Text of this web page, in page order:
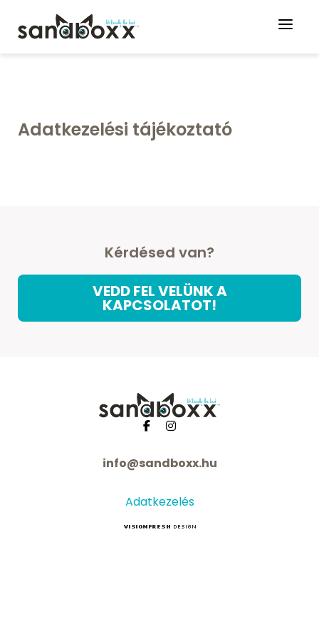
Adatkezelési tájékoztató
Kérdésed van?
VEDD FEL VELÜNK A
KAPCSOLATOT!
info@sandboxx.hu
Adatkezelés